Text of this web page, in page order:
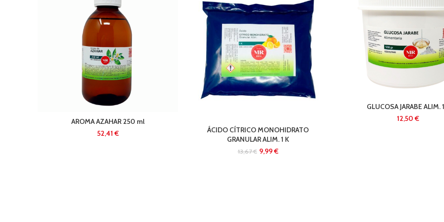
AROMA AZAHAR 250 ml
€
ÁCIDO CÍTRICO MONOHIDRATO
GRANULAR ALIM. 1 K
13,67€ 9,99€
GLUCOSA JARABE ALIM.
€